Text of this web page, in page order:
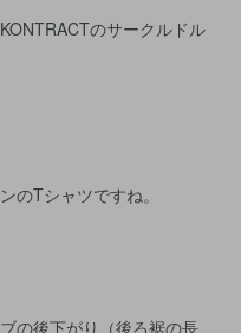
のサークルドル
のTシャツですね。
の後下がり（後ろ裾の長